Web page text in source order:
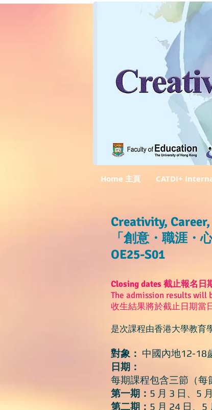
Home 主頁 CATDI+
Creativity,
「創意・職涯・
OE25-S01
Closing dates 截止報名日
​The admission results will
收生結果將於截止日期當
是次課程由香港大學教育
對象： 中國內地12-18
日期：
每期課程包含三節（每
第一期： 5 月 3 日、5
第二期： 5 月 24 日、5